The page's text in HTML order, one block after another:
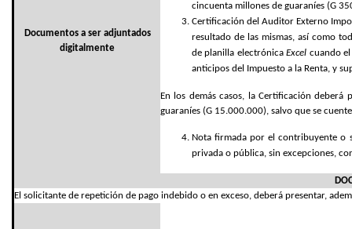
Documentos a ser adjuntados
digitalmente
cincuenta millones de guaraníes (G
Certificación del Auditor Externo
resultado de las mismas, así como
de planilla electrónicaExcel cuando
anticipos del Impuesto a la Renta, y
En los demás casos, la Certificación
guaraníes (G 15.000.000), salvo que se
Nota firmada por el contribuyente o
privada o pública, sin excepciones,
El solicitante de repetición de pago indebido o en exceso, deberá presentar,